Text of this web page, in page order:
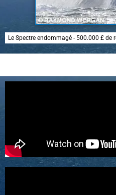
Le Spectre endommagé - 500.000 £